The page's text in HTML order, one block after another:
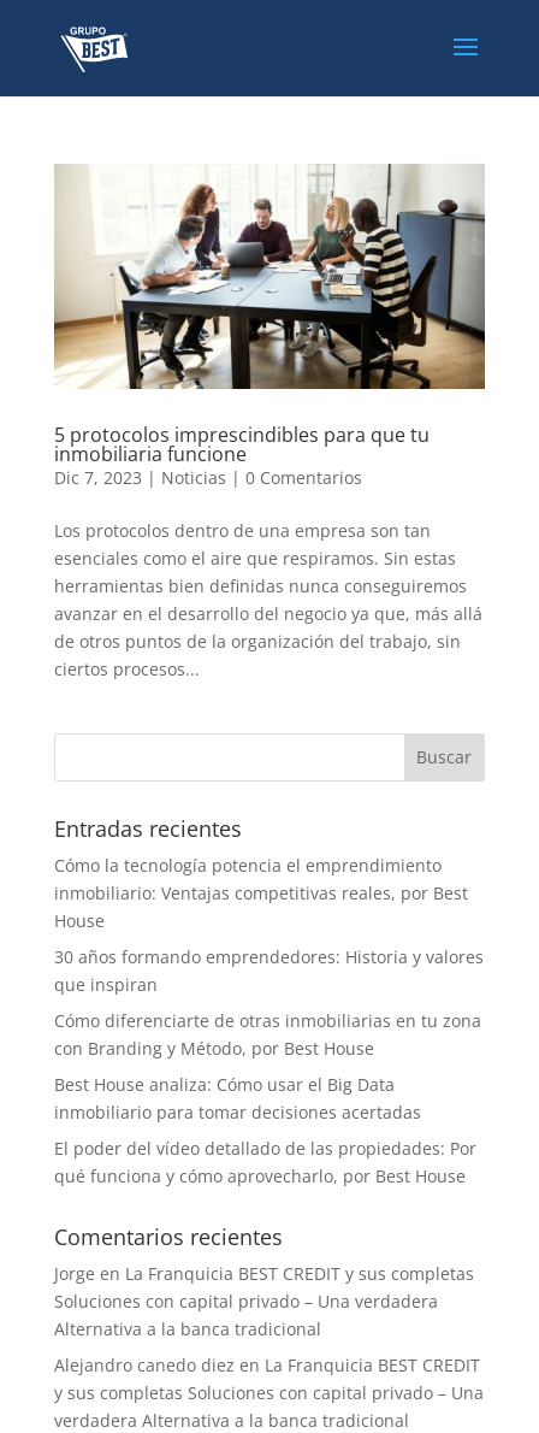
5 protocolos imprescindibles para que tu
inmobiliaria funcione
Dic 7, 2023 | Noticias | 0 Comentarios
Los protocolos dentro de una empresa son tan
esenciales como el aire que respiramos. Sin estas
herramientas bien definidas nunca conseguiremos
avanzar en el desarrollo del negocio ya que, más allá
de otros puntos de la organización del trabajo, sin
ciertos procesos...
Entradas recientes
Cómo la tecnología potencia el emprendimiento
inmobiliario: Ventajas competitivas reales, por Best
House
30 años formando emprendedores: Historia y valores
que inspiran
Cómo diferenciarte de otras inmobiliarias en tu zona
con Branding y Método, por Best House
Best House analiza: Cómo usar el Big Data
inmobiliario para tomar decisiones acertadas
El poder del vídeo detallado de las propiedades: Por
qué funciona y cómo aprovecharlo, por Best House
Comentarios recientes
Jorge en La Franquicia BEST CREDIT y sus completas
Soluciones con capital privado – Una verdadera
Alternativa a la banca tradicional
Alejandro canedo diez en La Franquicia BEST CREDIT
y sus completas Soluciones con capital privado – Una
verdadera Alternativa a la banca tradicional